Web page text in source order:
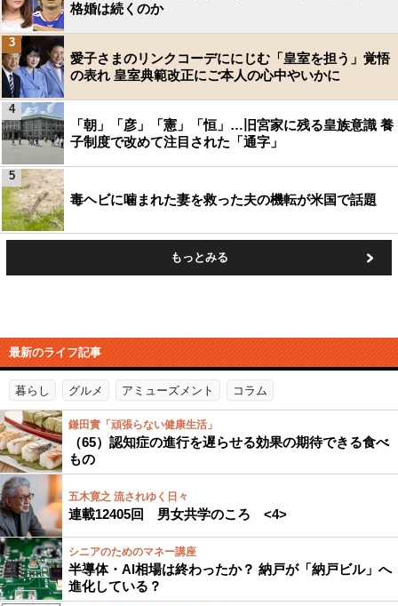
格婚は続くのか
愛子さまのリンクコーデににじむ「皇室を担う」覚悟
の表れ 皇室典範改正にご本人の心中やいかに
3
「朝」「彦」「憲」「恒」…旧宮家に残る皇族意識 養
子制度で改めて注目された「通字」
4
毒ヘビに噛まれた妻を救った夫の機転が米国で話題
5
もっとみる
最新のライフ記事
暮らし グルメ アミューズメント コラム
鎌田實「頑張らない健康生活」
（65）認知症の進行を遅らせる効果の期待できる食べ
もの
五木寛之 流されゆく日々
連載12405回 男女共学のころ <4>
シニアのためのマネー講座
半導体・AI相場は終わったか？ 納戸が「納戸ビル」へ
進化している？